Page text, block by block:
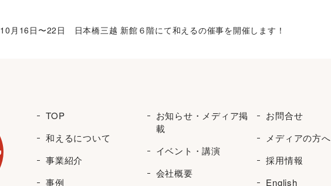
10月16日〜22日 日本橋三越 新館６階にて和えるの催事を開催します！
TOP
和えるについて
事業紹介
事例
お知らせ・メディア掲
載
イベント・講演
会社概要
お問合せ
メディアの方へ
採用情報
English